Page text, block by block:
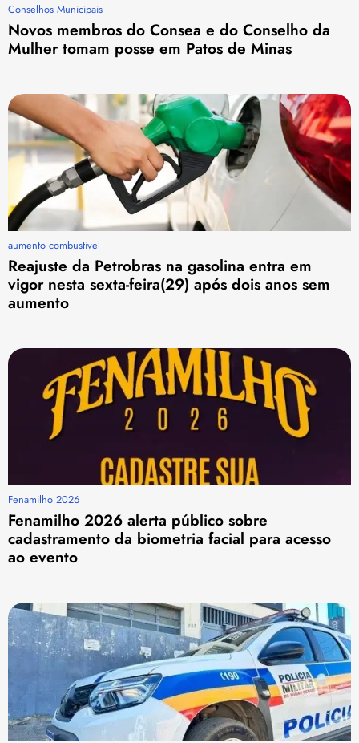
Conselhos Municipais
Novos membros do Consea e do Conselho da
Mulher tomam posse em Patos de Minas
aumento combustivel
Reajuste da Petrobras na gasolina entra em
vigor nesta sexta-feira(29) após dois anos sem
aumento
Fenamilho 2026
Fenamilho 2026 alerta público sobre
cadastramento da biometria facial para acesso
ao evento